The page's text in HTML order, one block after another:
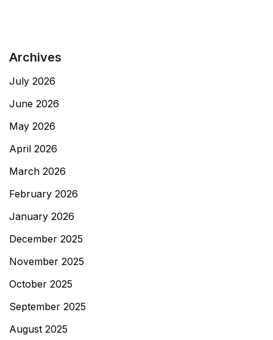
Archives
July 2026
June 2026
May 2026
April 2026
March 2026
February 2026
January 2026
December 2025
November 2025
October 2025
September 2025
August 2025